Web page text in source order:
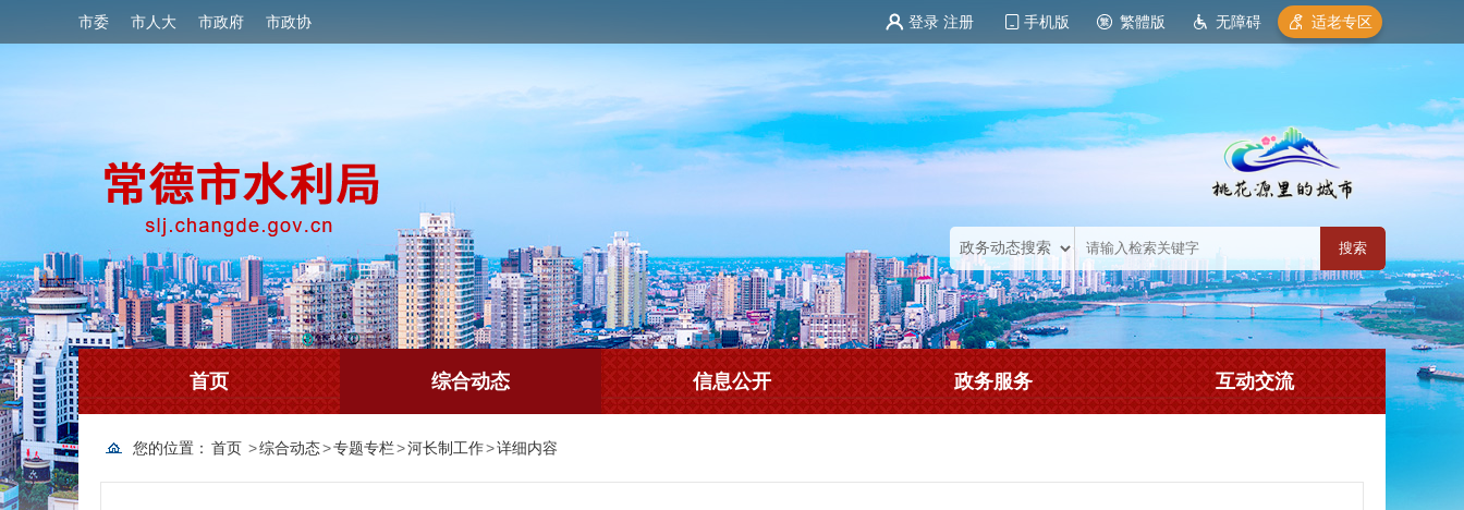
市委 市人大 市政府 市政协 登录 注册 手机版 繁體版 无障碍 适老专区
首页 综合动态 信息公开 政务服务 互动交流
您的位置： 首页 >综合动态>专题专栏>河长制工作>详细内容